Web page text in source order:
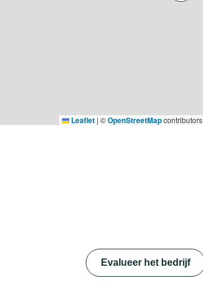
Leaflet | ©OpenStreetMapcontributors
Evalueer het bedrijf